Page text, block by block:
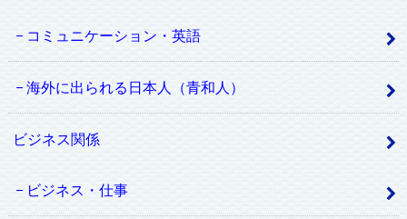
コミュニケーション・英語
海外に出られる日本人（青和人）
ビジネス関係
ビジネス・仕事